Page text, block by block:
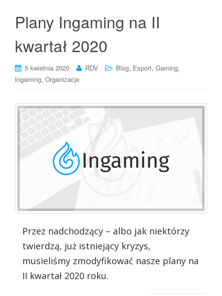
Plany Ingaming na II
kwartał 2020
5 kwietnia 2020 RDV Blog, Esport, Gaming,
Ingaming, Organizacje
Przez nadchodzący – albo jak niektórzy
twierdzą, już istniejący kryzys,
musieliśmy zmodyfikować nasze plany na
II kwartał 2020 roku.